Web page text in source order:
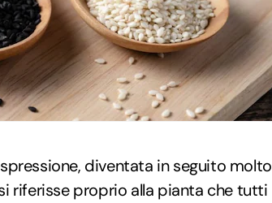
diventata in seguito molto
riferisse proprio alla pianta che tutti